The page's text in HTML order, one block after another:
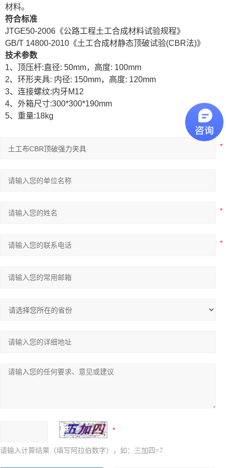
材料。
符合标准
JTGE50-2006 《公路工程土工合成材料试验规程》
GB/T 14800-2010 《土工合成材静态顶破试验(CBR法)》
技术参数
1、 顶压杆:直径: 50mm，高度: 100mm
2、 环形夹具: 内径: 150mm，高度: 120mm
3、 连接螺纹:内牙M12
4、 外箱尺寸:300*300*190mm
5、 重量:18kg
请输入计算结果（填写阿拉伯数字），如：三加四=7